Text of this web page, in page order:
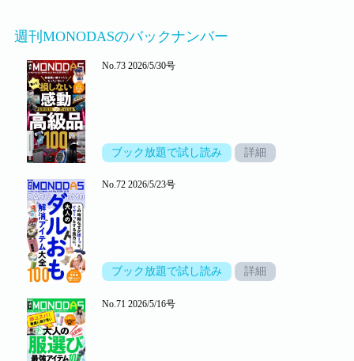
週刊MONODASのバックナンバー
No.73 2026/5/30号
ブック放題で試し読み 詳細
No.72 2026/5/23号
ブック放題で試し読み 詳細
No.71 2026/5/16号